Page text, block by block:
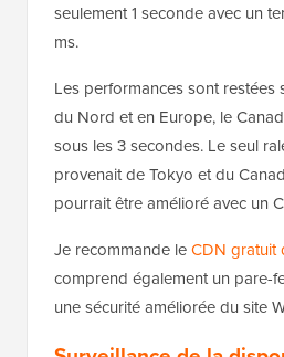
seulement 1 seconde avec un
ms.
Les performances sont restées
du Nord et en Europe, le
sous les 3 secondes. Le seul
provenait de Tokyo et du
pourrait être amélioré avec un
Je recommande leCDN gratuit
comprend également un pare-
une sécurité améliorée du site